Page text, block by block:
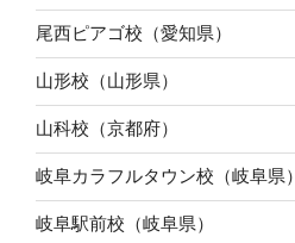
尾西ピアゴ校（愛知県）
山形校（山形県）
山科校（京都府）
岐阜カラフルタウン校（岐阜県）
岐阜駅前校（岐阜県）